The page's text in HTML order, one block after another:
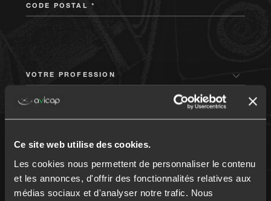
Ce site web utilise des cookies.
Les cookies nous permettent de personnaliser le contenu
et les annonces, d'offrir des fonctionnalités relatives aux
médias sociaux et d'analyser notre trafic. Nous
CODE POSTAL *
VOTRE PROFESSION
MONTANT DU PRÊT